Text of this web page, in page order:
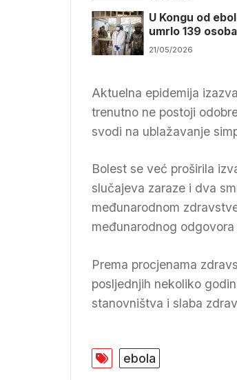
U Kongu od
umrlo 139
očekuje se rast
21/05/2026
Aktuelna epidemija
trenutno ne postoji
svodi na ublažavanje
Bolest se već proširila
slučajeva zaraze i dva
međunarodnom
međunarodnog
Prema procjenama
posljednjih nekoliko
stanovništva i slaba
ebola